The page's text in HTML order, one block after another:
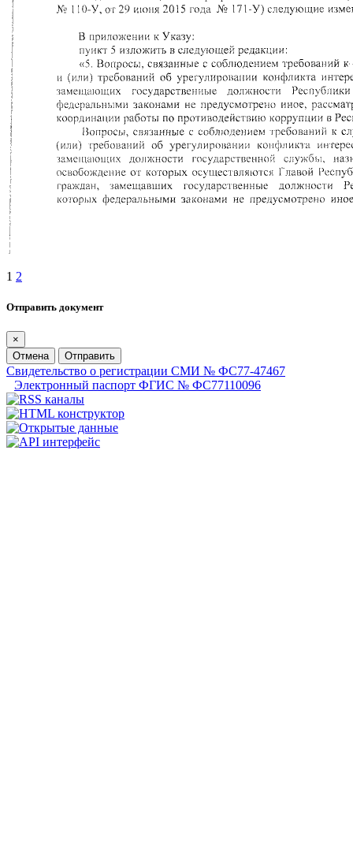
1 2
Отправить документ
×
Отмена
Отправить
Свидетельство о регистрации СМИ № ФС77-47467
Электронный паспорт ФГИС № ФС77110096